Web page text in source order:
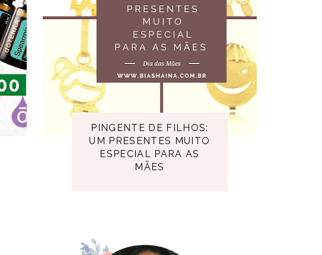
PINGENTE DE FILHOS:
UM PRESENTES MUITO
ESPECIAL PARA AS
MÃES